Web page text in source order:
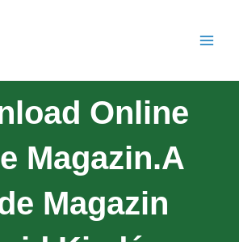
Online
Magazin.A
Magazin